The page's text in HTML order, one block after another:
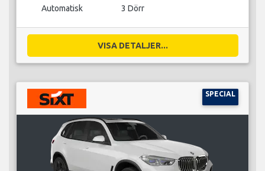
Automatisk 3 Dörr
VISA DETALJER...
SPECIAL